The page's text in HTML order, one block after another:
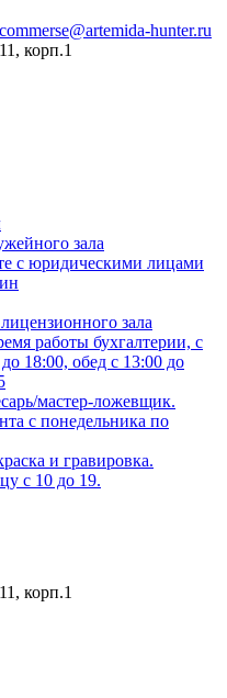
commerse@artemida-hunter.ru
корп.1
зала
с юридическими лицами
зала
работы бухгалтерии, с
18:00, обед с 13:00 до
мастер-ложевщик.
с понедельника по
и гравировка.
с 10 до 19.
корп.1